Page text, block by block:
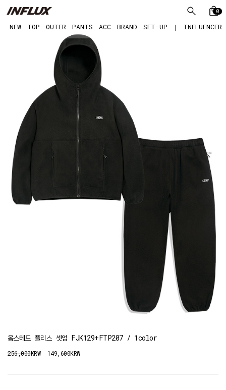
0
NEW TOP OUTER PANTS ACC BRAND SET-UP | INFLUENCER
옴스테드 플리스 셋업 FJK129+FTP207 / 1color
256,000KRW 149,600KRW